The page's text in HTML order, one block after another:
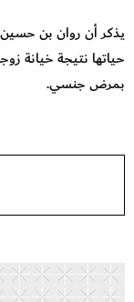
يذكر أن روان بن
حياتها نتيجة خيانة
بمرض جنسي.